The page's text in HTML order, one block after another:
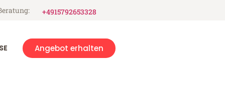
+4915792653328
Angebot erhalten